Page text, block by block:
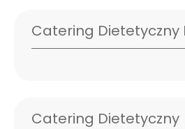
Catering Dietetyczny
Catering Dietetyczny